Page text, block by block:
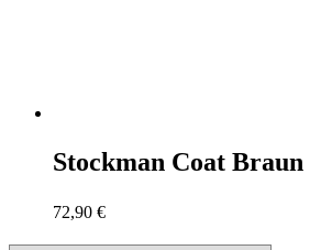
Stockman Coat Braun
72,90 €